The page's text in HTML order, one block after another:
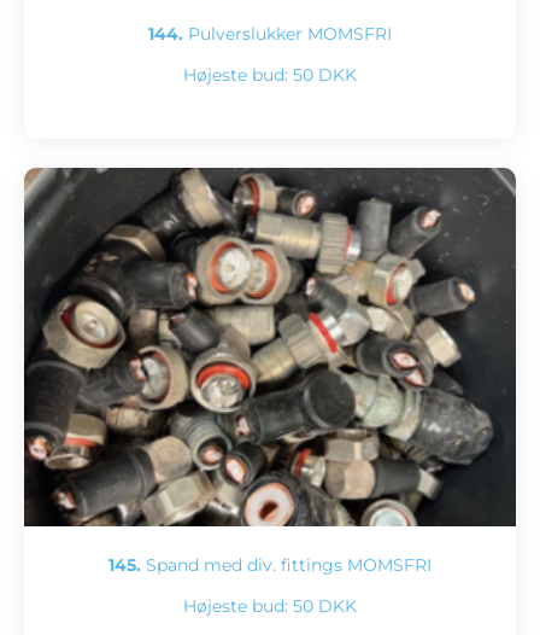
144. Pulverslukker MOMSFRI
Højeste bud: 50 DKK
145. Spand med div. fittings MOMSFRI
Højeste bud: 50 DKK